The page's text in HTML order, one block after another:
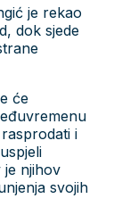
je rekao
dok sjede
će
i
je njihov
svojih